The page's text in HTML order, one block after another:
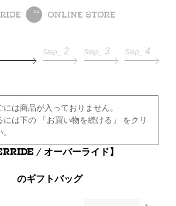
Step_ 2 Step_ 3 Step_ 4
は商品が入っておりません。
には下の 「お買い物を続ける」 をクリ
/ オーバーライド】
のギフトバッグ